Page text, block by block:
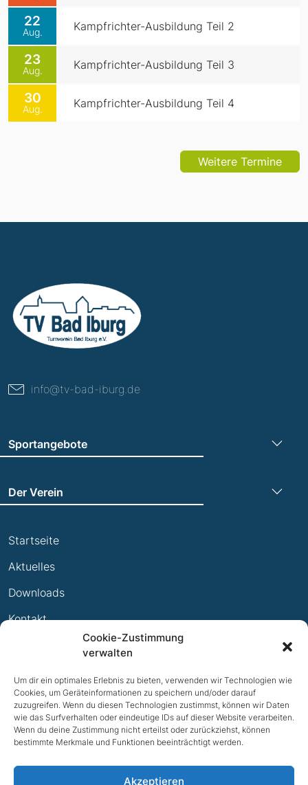
Cookie-Zustimmung
verwalten
Um dir ein optimales Erlebnis zu bieten, verwenden wir Technologien wie
Cookies, um Geräteinformationen zu speichern und/oder darauf
zuzugreifen. Wenn du diesen Technologien zustimmst, können wir Daten
wie das Surfverhalten oder eindeutige IDs auf dieser Website verarbeiten.
Wenn du deine Zustimmung nicht erteilst oder zurückziehst, können
bestimmte Merkmale und Funktionen beeinträchtigt werden.
Akzeptieren
22
Aug. Kampfrichter-Ausbildung Teil 2
23
Aug. Kampfrichter-Ausbildung Teil 3
30
Aug. Kampfrichter-Ausbildung Teil 4
Weitere Termine
info@tv-bad-iburg.de
Sportangebote
Leichtathletik
Leistungsabzeichen
Der Verein
Termine
Ewige Erfolge
Mitglied werden
Startseite
Aktuelles
Downloads
Kontakt